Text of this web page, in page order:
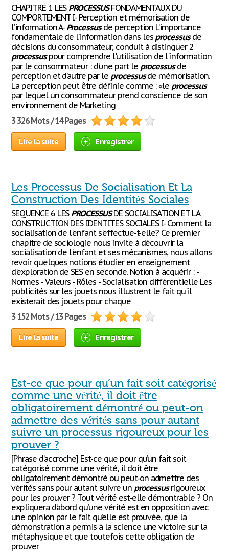
CHAPITRE 1 LES PROCESSUSFONDAMENTAUX DU
COMPORTEMENT I- Perception et mémorisation de
l’information A- Processusde perception L’importance
fondamentale de l’information dans les processusde
décisions du consommateur, conduit à distinguer 2
processuspour comprendre l'utilisation de l'information
par le consommateur : d’une part le processusde
perception et d’autre par le processusde mémorisation.
La perception peut être définie comme : «le processus
par lequel un consommateur prend conscience de son
environnement de Marketing
3 326 Mots / 14 Pages
Lire la suite Enregistrer
Les Processus De Socialisation Et La
Construction Des Identités Sociales
SEQUENCE 6 LES PROCESSUSDE SOCIALISATION ET LA
CONSTRUCTION DES IDENTITES SOCIALES I- Comment la
socialisation de l'enfant s'effectue-t-elle? Ce premier
chapitre de sociologie nous invite à découvrir la
socialisation de l'enfant et ses mécanismes, nous allons
revoir quelques notions étudier en enseignement
d'exploration de SES en seconde. Notion à acquérir : -
Normes - Valeurs - Rôles - Socialisation différentielle Les
publicités sur les jouets nous illustrent le fait qu'il
existerait des jouets pour chaque
3 152 Mots / 13 Pages
Lire la suite Enregistrer
Est-ce que pour qu’un fait soit catégorisé
comme une vérité, il doit être
obligatoirement démontré ou peut-on
admettre des vérités sans pour autant
suivre un processus rigoureux pour les
prouver ?
[Phrase d’accroche] Est-ce que pour qu’un fait soit
catégorisé comme une vérité, il doit être
obligatoirement démontré ou peut-on admettre des
vérités sans pour autant suivre un processusrigoureux
pour les prouver ? Tout vérité est-elle démontrable ? On
expliquera d’abord qu’une vérité est en opposition avec
une opinion par le fait qu’elle est prouvée, que la
démonstration a permis à la science une victoire sur la
métaphysique et que toutefois cette obligation de
prouver